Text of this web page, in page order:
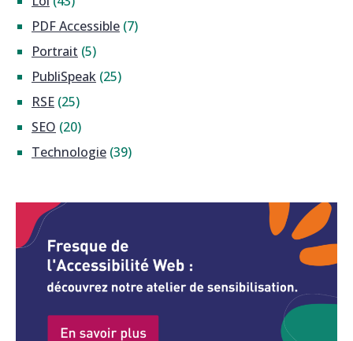
PDF Accessible (7)
Portrait (5)
PubliSpeak (25)
RSE (25)
SEO (20)
Technologie (39)